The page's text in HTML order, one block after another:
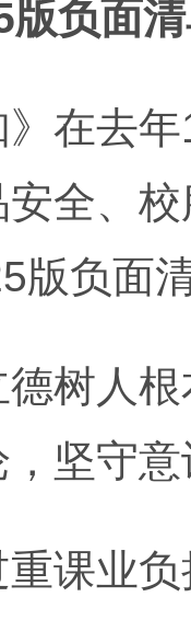
版负面
去年
全、
版负面
人根
坚守
业负